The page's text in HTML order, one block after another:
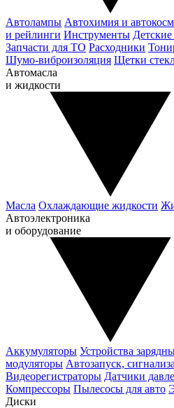
Автолампы Автохимия и
и рейлинги Инструменты Детские
Запчасти для ТО Расходники
Шумо-виброизоляция Щетки
Автомасла
и жидкости
Масла Охлаждающие жидкости
Автоэлектроника
и оборудование
Аккумуляторы Устройства
модуляторы Автозапуск,
Видеорегистраторы Датчики
Компрессоры Пылесосы для авто
Диски